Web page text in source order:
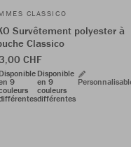
CLASSICO
Survêtement polyester à
Classico
CHF
Disponible
9
Disponible
en 9
couleurs
différentes